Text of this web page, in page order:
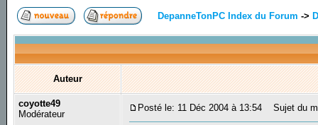
DepanneTonPC Index du Forum ->
Auteur
coyotte49
Modérateur
Posté le: 11 Déc 2004 à 13:54 Sujet du